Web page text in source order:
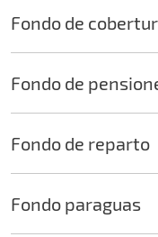
Fondo de
Fondo de
Fondo de reparto
Fondo paraguas